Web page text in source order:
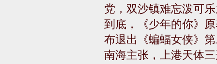
党，双沙镇难忘泼可
到底，《少年的你》
布退出《蝙蝠女侠》
南海主张，上港天体